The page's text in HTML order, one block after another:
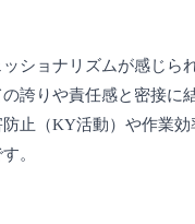
ショナリズムが感じ
誇りや責任感と密接
止（KY活動）や作業
。